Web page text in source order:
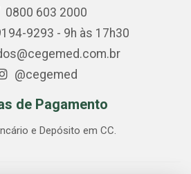
0800 603 2000
9293 - 9h às 17h30
@cegemed
de Pagamento
e Depósito em CC.